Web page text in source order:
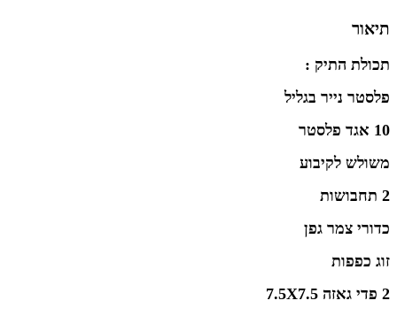
תיאור
תכולת התיק :
פלסטר נייר בגליל
10 אגד פלסטר
משולש לקיבוע
2 תחבושות
כדורי צמר גפן
זוג כפפות
2 פדי גאזה 7.5X7.5